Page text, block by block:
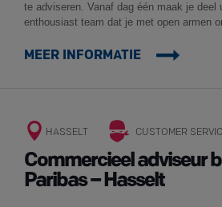
te adviseren. Vanaf dag één maak je deel
enthousiast team dat je met open armen
MEER INFORMATIE
HASSELT CUSTOMER
Commercieel adviseur
Paribas – Hasselt